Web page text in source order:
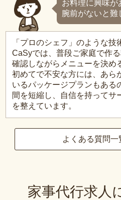
お料理に興味が
腕前がないと難
「プロのシェフ」のような技
CaSyでは、普段ご家庭で作
確認しながらメニューを決め
初めてで不安な方には、あら
いるパッケージプランもある
間を短縮し、自信を持ってサ
を整えています。
よくある質問一
家事代行求人